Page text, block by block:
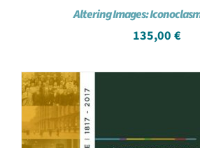
Altering Images:
135,00 €